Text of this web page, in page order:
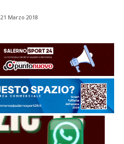
21 Marzo 2018